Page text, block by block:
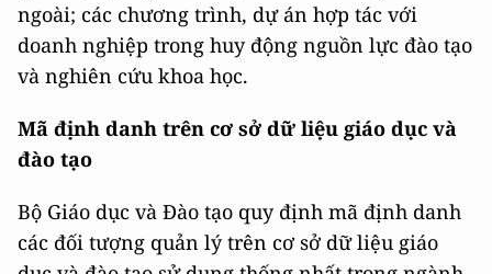
ngoài; các chương trình, dự án hợp tác với
doanh nghiệp trong huy động nguồn lực đào tạo
và nghiên cứu khoa học.
Mã định danh trên cơ sở dữ liệu giáo dục và
đào tạo
Bộ Giáo dục và Đào tạo quy định mã định danh
các đối tượng quản lý trên cơ sở dữ liệu giáo